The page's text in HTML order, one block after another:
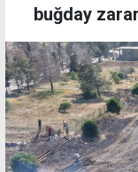
buğday